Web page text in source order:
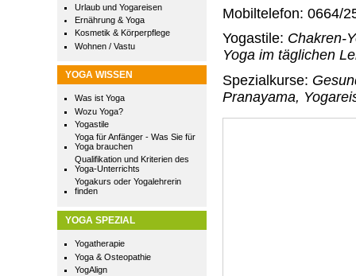
Urlaub und Yogareisen
Ernährung & Yoga
Kosmetik & Körperpflege
Wohnen / Vastu
YOGA WISSEN
Was ist Yoga
Wozu Yoga?
Yogastile
Yoga für Anfänger - Was Sie für
Yoga brauchen
Qualifikation und Kriterien des
Yoga-Unterrichts
Yogakurs oder Yogalehrerin
finden
YOGA SPEZIAL
Yogatherapie
Yoga & Osteopathie
YogAlign
Mobiltelefon: 0664/
Yogastile: Chakren-
Yoga im täglichen
Spezialkurse:
Pranayama,